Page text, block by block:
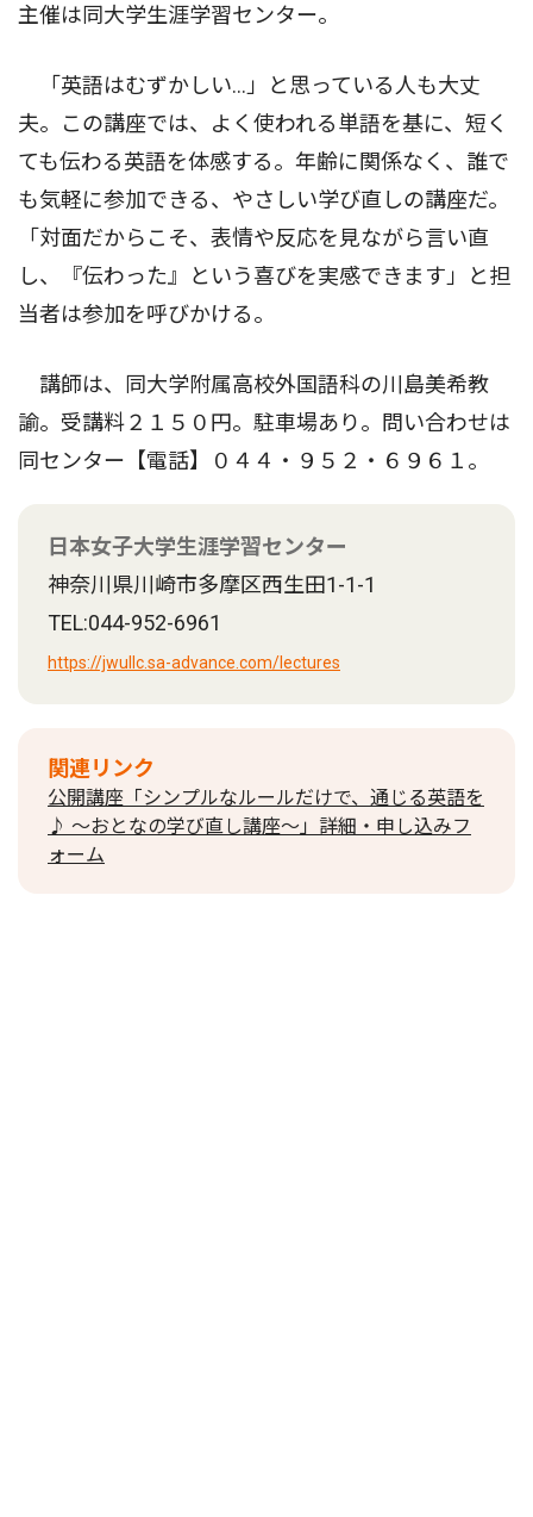
主催は同大学生涯学習センター。
「英語はむずかしい…」と思っている人も大丈
夫。この講座では、よく使われる単語を基に、短く
ても伝わる英語を体感する。年齢に関係なく、誰で
も気軽に参加できる、やさしい学び直しの講座だ。
「対面だからこそ、表情や反応を見ながら言い直
し、『伝わった』という喜びを実感できます」と担
当者は参加を呼びかける。
講師は、同大学附属高校外国語科の川島美希教
諭。受講料２１５０円。駐車場あり。問い合わせは
同センター【電話】０４４・９５２・６９６１。
日本女子大学生涯学習センター
神奈川県川崎市多摩区西生田1-1-1
TEL:044-952-6961
https://jwullc.sa-advance.com/lectures
関連リンク
公開講座「シンプルなルールだけで、通じる英語を
♪ 〜おとなの学び直し講座〜」詳細・申し込みフ
ォーム